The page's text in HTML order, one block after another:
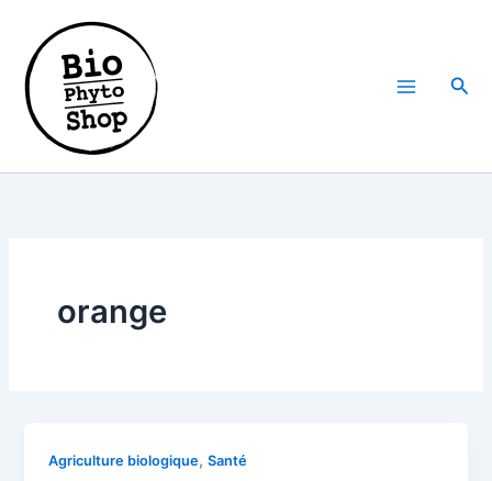
contenu
orange
Agriculture biologique,Santé